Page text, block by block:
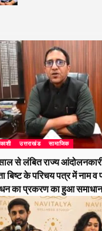
उत्तराखंड सामाजिक
से लंबित राज्य
बिष्ट के परिचय पत्र में नाम व
का प्रकरण का हुआ